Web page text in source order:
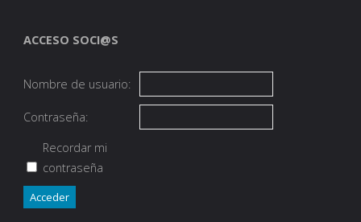
ACCESO SOCI@S
Nombre de usuario:
Contraseña:
Recordar mi
contraseña
Acceder